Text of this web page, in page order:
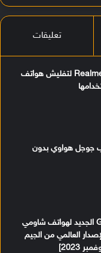
تعليقات
تحميل أداة Realme Flash Tool لتفليش هواتف
جوجل هواوي بدون
تحميل Game Turbo 5.0 الجديد لهواتف شاومي
العالمي من الجيم